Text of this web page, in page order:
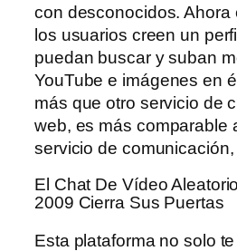
con desconocidos. Ahora
los usuarios creen un
puedan buscar y suban
YouTube e imágenes en
más que otro servicio de
web, es más comparable
servicio de
El Chat De Vídeo
2009 Cierra Sus Puertas
Esta plataforma no solo